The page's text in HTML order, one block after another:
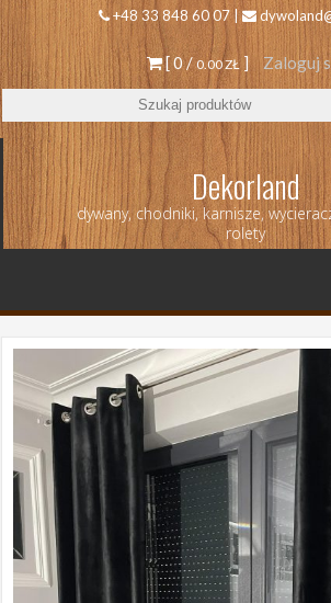
+48 33 848 60 07 |
[ 0 /0.00 ZŁ ] Zaloguj
Dekorland
dywany, chodniki, karnisze,
rolety